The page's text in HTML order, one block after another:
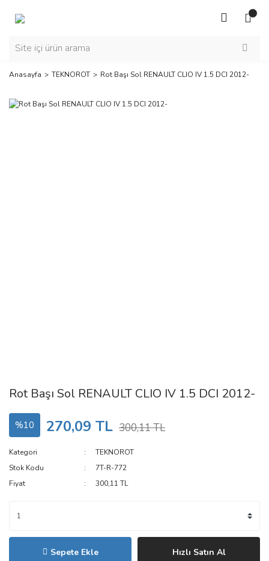
Anasayfa TEKNOROT Rot Başı Sol RENAULT CLIO IV 1.5 DCI 2012-
Rot Başı Sol RENAULT CLIO IV 1.5 DCI 2012-
%10 270,09 TL 300,11 TL
Kategori
TEKNOROT
Stok Kodu
7T-R-772
Fiyat
300,11 TL
Sepete Ekle Hızlı Satın Al